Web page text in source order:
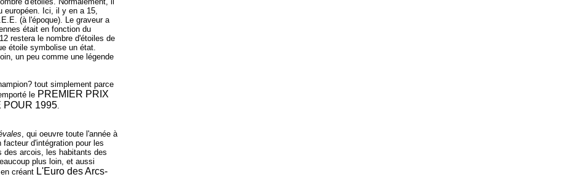
européen. Ici, il y en a 15,
(à l'époque). Le graveur a
était en fonction du
restera le nombre d'étoiles de
étoile symbolise un état.
un peu comme une légende
tout simplement parce
le PREMIER PRIX
POUR 1995.
, qui oeuvre toute l'année à
d'intégration pour les
des arcois, les habitants des
plus loin, et aussi
créant L'Euro des Arcs-